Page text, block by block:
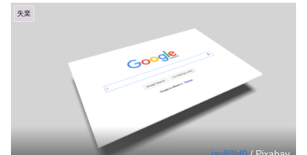
失業